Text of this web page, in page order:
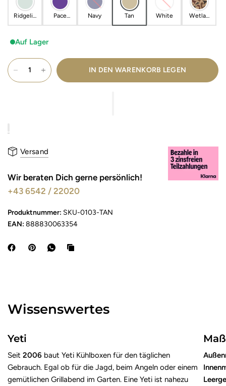
Ridgelin
e
Pace
Purple
Navy Tan White
Wetlan
ds
Auf Lager
IN DEN WARENKORB LEGEN
Versand
Wir beraten Dich gerne persönlich!
+43 6542 / 22020
Produktnummer: SKU-0103-TAN
EAN: 888830063354
Wissenswertes
Yeti
Seit2006 baut Yeti Kühlboxen für den täglichen
Gebrauch. Egal ob für die Jagd, beim Angeln oder einem
gemütlichen Grillabend im Garten. Eine Yeti ist nahezu